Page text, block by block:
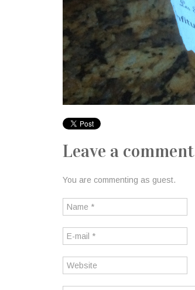
Leave a comment
You are commenting as guest.